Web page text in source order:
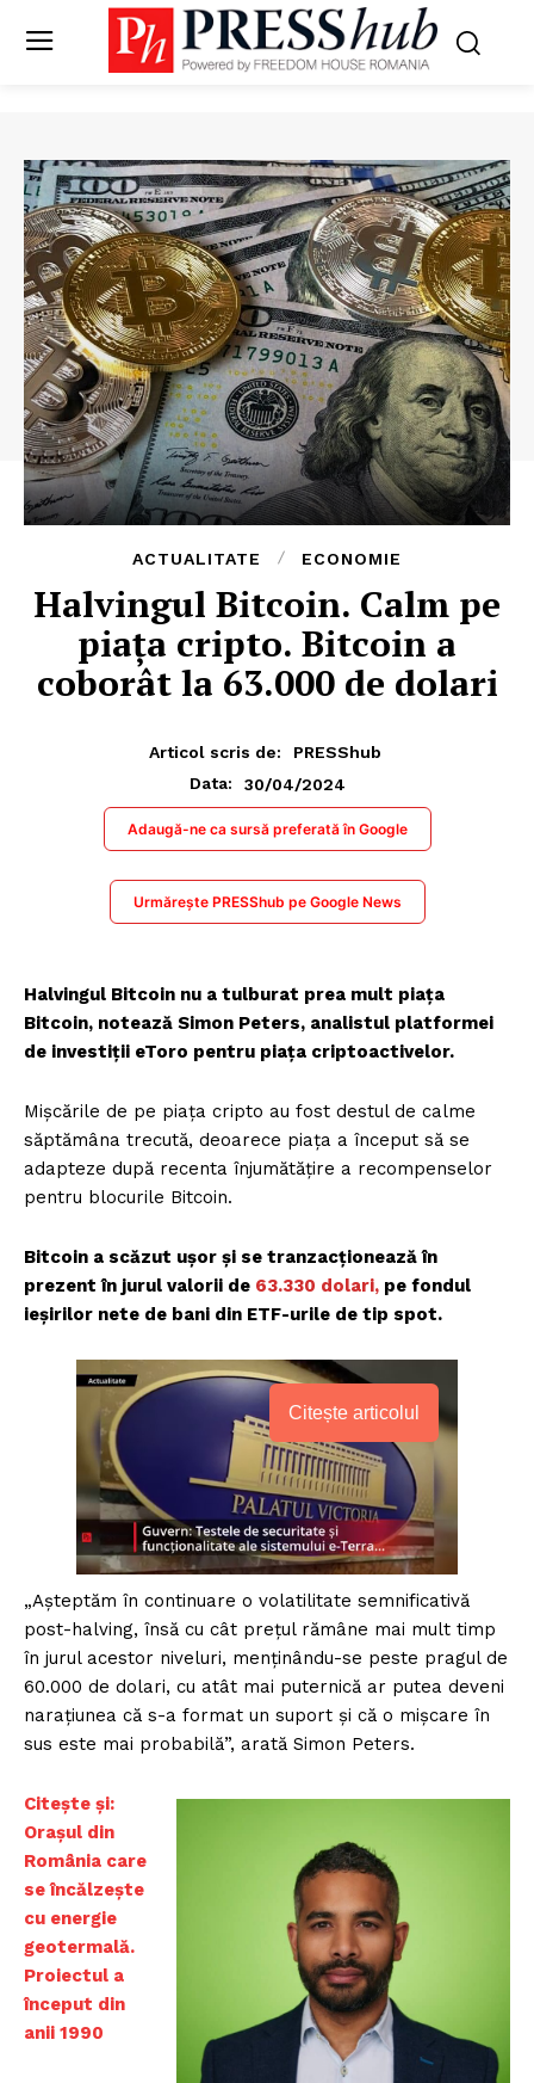
ACTUALITATE ECONOMIE
Halvingul Bitcoin. Calm pe
piața cripto. Bitcoin a
coborât la 63.000 de dolari
Articol scris de:
PRESShub
Data:
30/04/2024
Adaugă-ne ca sursă preferată în Google
Urmărește PRESShub pe Google News
Halvingul Bitcoin nu a tulburat prea mult piața
Bitcoin, notează Simon Peters, analistul platformei
de investiții eToro pentru piața criptoactivelor.
Mișcările de pe piața cripto au fost destul de calme
săptămâna trecută, deoarece piața a început să se
adapteze după recenta înjumătățire a recompenselor
pentru blocurile Bitcoin.
Bitcoin a scăzut ușor și se tranzacționează în
prezent în jurul valorii de 63.330 dolari, pe fondul
ieșirilor nete de bani din ETF-urile de tip spot.
Citește articolul
„Așteptăm în continuare o volatilitate semnificativă
post-halving, însă cu cât prețul rămâne mai mult timp
în jurul acestor niveluri, menținându-se peste pragul de
60.000 de dolari, cu atât mai puternică ar putea deveni
narațiunea că s-a format un suport și că o mișcare în
sus este mai probabilă”, arată Simon Peters.
Citește și:
Orașul din
România care
se încălzește
cu energie
geotermală.
Proiectul a
început din
anii 1990